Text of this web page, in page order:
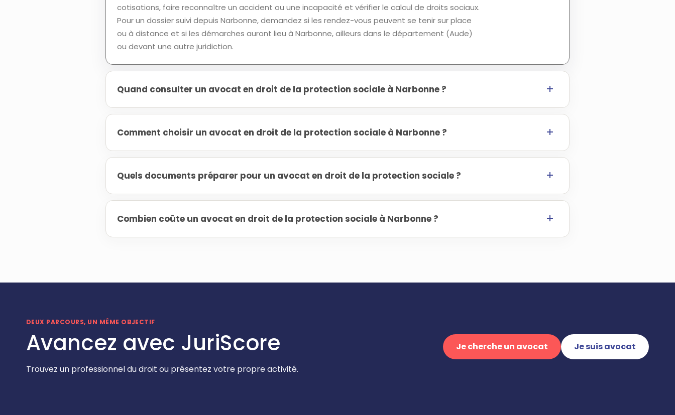
cotisations, faire reconnaître un accident ou une incapacité et vérifier le calcul de droits sociaux.
Pour un dossier suivi depuis Narbonne, demandez si les rendez-vous peuvent se tenir sur place
ou à distance et si les démarches auront lieu à Narbonne, ailleurs dans le département (Aude)
ou devant une autre juridiction.
Quand consulter un avocat en droit de la protection sociale à Narbonne ?
Comment choisir un avocat en droit de la protection sociale à Narbonne ?
Quels documents préparer pour un avocat en droit de la protection sociale ?
Combien coûte un avocat en droit de la protection sociale à Narbonne ?
DEUX PARCOURS, UN MÊME OBJECTIF
Avancez avec JuriScore
Trouvez un professionnel du droit ou présentez votre propre activité.
Je cherche un avocat Je suis avocat